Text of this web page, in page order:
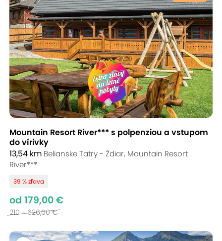
Mountain Resort River*** s polpenziou a vstupom
do vírivky
13,54 km Belianske Tatry - Ždiar, Mountain Resort
River***
39 % zľava
od 179,00 €
210 - 626,00 €